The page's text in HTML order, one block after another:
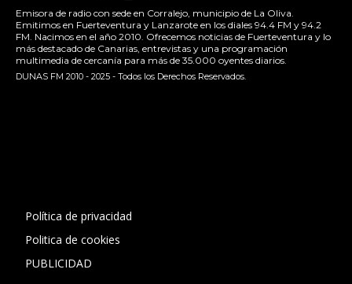
Emisora de radio con sede en Corralejo, municipio de La Oliva.
Emitimos en Fuerteventura y Lanzarote en los diales 94.4 FM y 94.2
FM. Nacimos en el año 2010. Ofrecemos noticias de Fuerteventura y lo
más destacado de Canarias, entrevistas y una programación
multimedia de cercanía para más de 35.000 oyentes diarios.
DUNAS FM 2010 - 2025 - Todos los Derechos Reservados.
Política de privacidad
Politica de cookies
PUBLICIDAD